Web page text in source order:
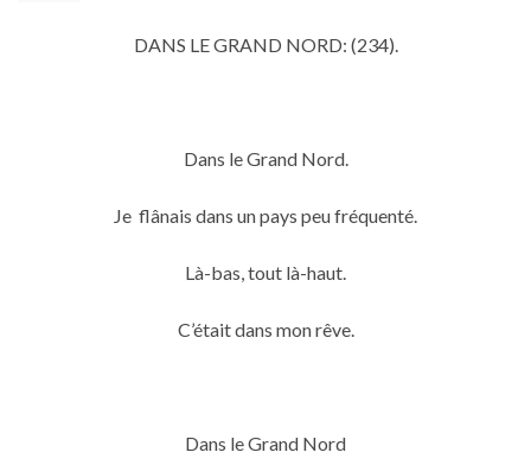
DANS LE GRAND NORD: (234).
Dans le Grand Nord.
Je flânais dans un pays peu fréquenté.
Là-bas, tout là-haut.
C’était dans mon rêve.
Dans le Grand Nord